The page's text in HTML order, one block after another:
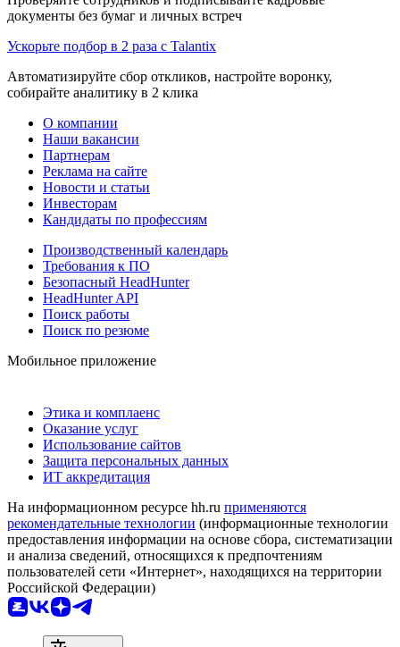
документы без бумаг и личных встреч
Ускорьте подбор в 2 раза с Talantix
Автоматизируйте сбор откликов, настройте воронку,
собирайте аналитику в 2 клика
О компании
Наши вакансии
Партнерам
Реклама на сайте
Новости и статьи
Инвесторам
Кандидаты по профессиям
Производственный календарь
Требования к ПО
Безопасный HeadHunter
HeadHunter API
Поиск работы
Поиск по резюме
Мобильное приложение
Этика и комплаенс
Оказание услуг
Использование сайтов
Защита персональных данных
ИТ аккредитация
На информационном ресурсе hh.ru применяются
рекомендательные технологии (информационные технологии
предоставления информации на основе сбора, систематизации
и анализа сведений, относящихся к предпочтениям
пользователей сети «Интернет», находящихся на территории
Российской Федерации)